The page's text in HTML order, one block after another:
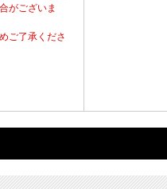
がございま
ご了承くださ